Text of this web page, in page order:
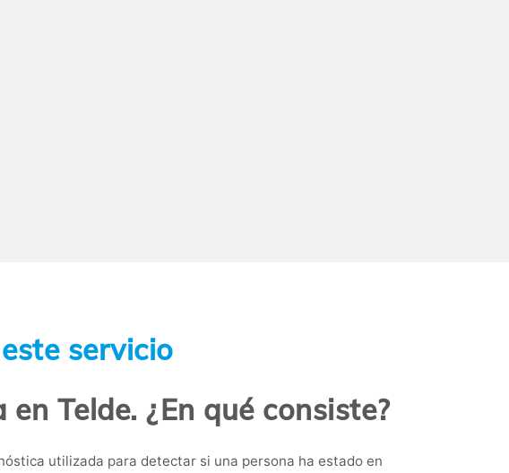
servicio
Telde. ¿En qué consiste?
utilizada para detectar si una persona ha estado en